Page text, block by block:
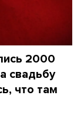
2000
свадьбу
что там